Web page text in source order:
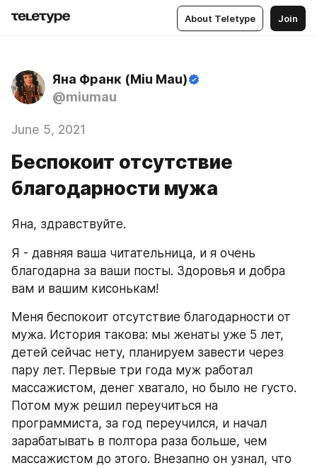
About Teletype Join
Яна Франк (Miu Mau)
@miumau
June 5, 2021
Беспокоит отсутствие
благодарности мужа
Яна, здравствуйте.
Я - давняя ваша читательница, и я очень
благодарна за ваши посты. Здоровья и добра
вам и вашим кисонькам!
Меня беспокоит отсутствие благодарности от
мужа. История такова: мы женаты уже 5 лет,
детей сейчас нету, планируем завести через
пару лет. Первые три года муж работал
массажистом, денег хватало, но было не густо.
Потом муж решил переучиться на
программиста, за год переучился, и начал
зарабатывать в полтора раза больше, чем
массажистом до этого. Внезапно он узнал, что